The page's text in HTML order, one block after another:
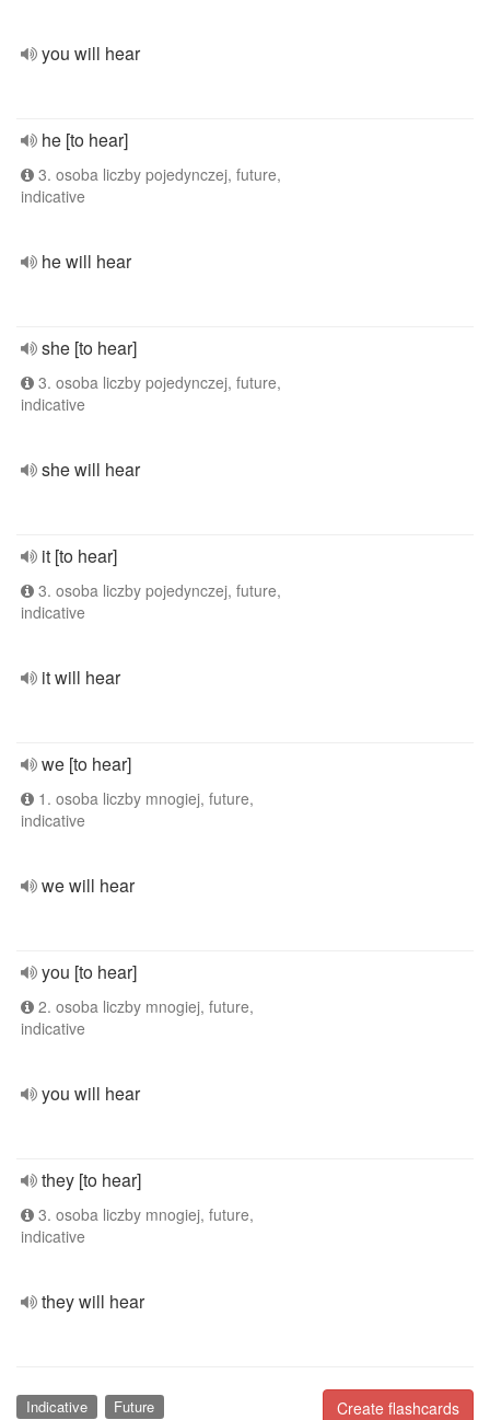
you will hear
he [to hear]
3. osoba liczby pojedynczej, future,
indicative
he will hear
she [to hear]
3. osoba liczby pojedynczej, future,
indicative
she will hear
it [to hear]
3. osoba liczby pojedynczej, future,
indicative
it will hear
we [to hear]
1. osoba liczby mnogiej, future,
indicative
we will hear
you [to hear]
2. osoba liczby mnogiej, future,
indicative
you will hear
they [to hear]
3. osoba liczby mnogiej, future,
indicative
they will hear
Create flashcards
Indicative Future